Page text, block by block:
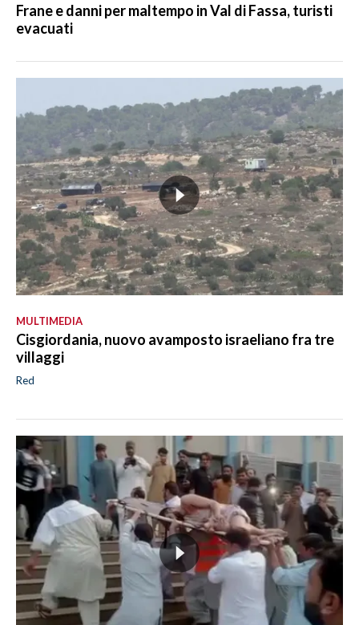
Frane e danni per maltempo in Val di Fassa, turisti
evacuati
MULTIMEDIA
Cisgiordania, nuovo avamposto israeliano fra tre
villaggi
Red